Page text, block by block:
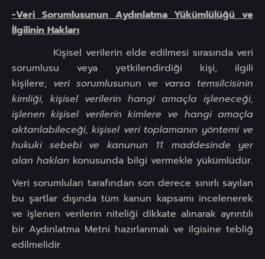
-Veri Sorumlusunun Aydınlatma Yükümlülüğü ve
İlgilinin Hakları
Kişisel verilerin elde edilmesi sırasında veri
sorumlusu veya yetkilendirdiği kişi, ilgili
kişilere; veri sorumlusunun ve varsa temsilcisinin
kimliği, kişisel verilerin hangi amaçla işleneceği,
işlenen kişisel verilerin kimlere ve hangi amaçla
aktarılabileceği, kişisel veri toplamanın yöntemi ve
hukuki sebebi ve kanunun 11. maddesinde yer
alan hakları konusunda bilgi vermekle yükümlüdür.
Veri sorumluları tarafından son derece sınırlı sayılan
bu şartlar dışında tüm kanun kapsamı incelenerek
ve işlenen verilerin niteliği dikkate alınarak ayrıntılı
bir Aydınlatma Metni hazırlanmalı ve ilgisine tebliğ
edilmelidir.